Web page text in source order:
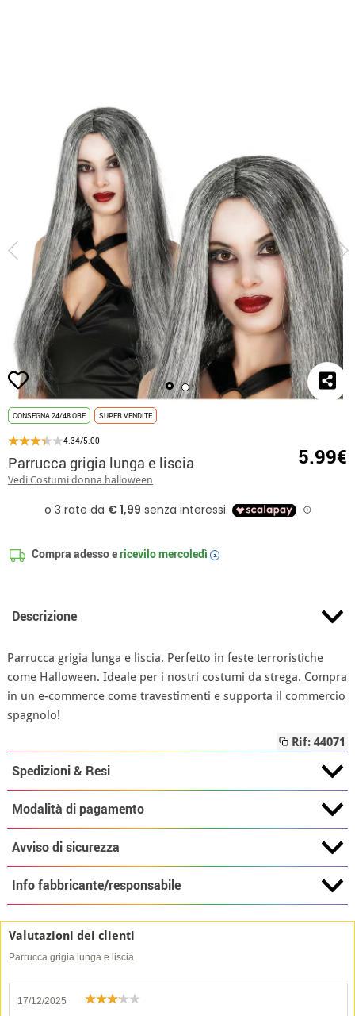
CONSEGNA 24/48 ORE SUPER VENDITE
4.34/5.00
Parrucca grigia lunga e liscia
Vedi Costumi donna halloween
5.99€
Compra adesso ericevilomercoledì i
Descrizione
Parrucca grigia lunga e liscia. Perfetto in feste terroristiche
come Halloween. Ideale per i nostri costumi da strega. Compra
in un e-commerce come travestimenti e supporta il commercio
spagnolo!
Rif: 44071
Spedizioni & Resi
Modalità di pagamento
Avviso di sicurezza
Info fabbricante/responsabile
Valutazioni dei clienti
Parrucca grigia lunga e liscia
17/12/2025